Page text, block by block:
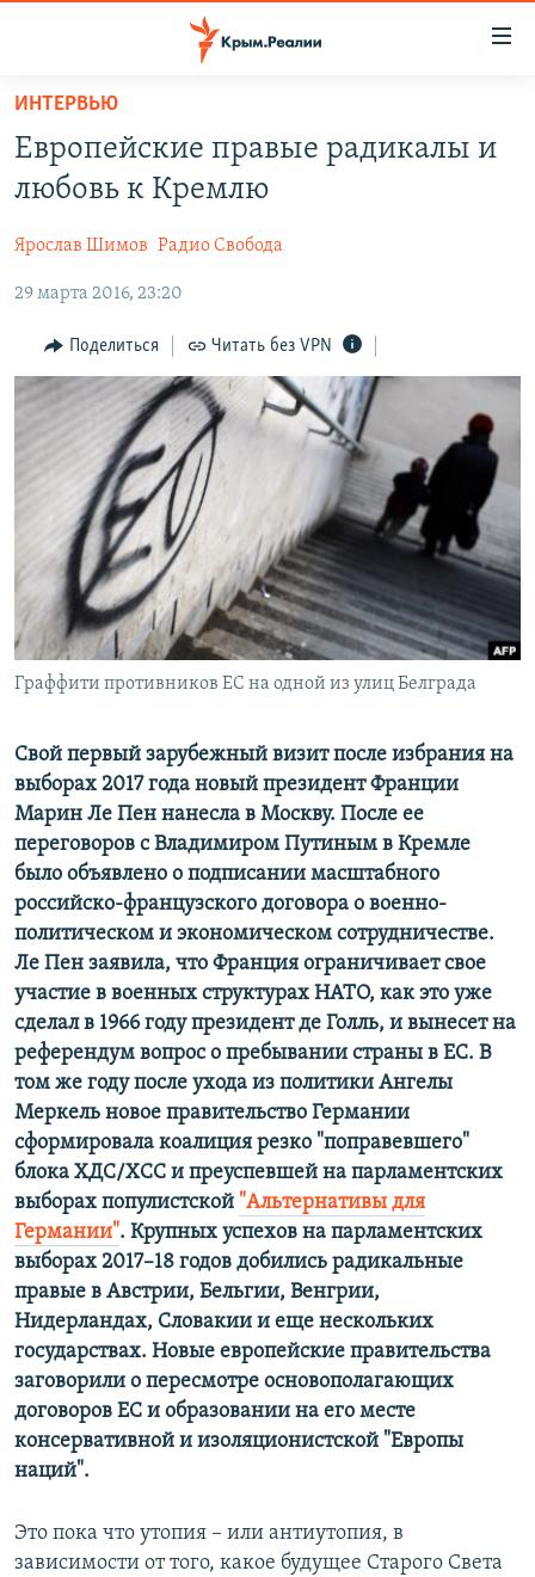
Вернуться
основному
содержанию
навигации
Вернутся
поиску
СПЕЦПРОЕКТЫ
КАРТА ВОЕННЫХ ОБЪЕКТОВ КРЫМА
11 ЛЕТ ОККУПАЦИИ КРЫМА. 11 ИСТОРИЙ СОПРОТИВЛЕНИЯ
ИСТОРИЯ
ЕЩЕ
ИНТЕРАКТИВ
ИНФОГРАФИКА
ТЕЛЕПРОЕКТ КРЫМ.РЕАЛИИ
СОВЕТЫ ПРАВОЗАЩИТНИКОВ
ПРОПАВШИЕ БЕЗ ВЕСТИ
ПОБЕДИТЕЛЕЙ НЕ СУДЯТ?
КРЫМ.НЕПОКОРЕННЫЙ
ELIFBE
УКРАИНСКАЯ ПРОБЛЕМА КРЫМА
РАДІО СВОБОДА
КАК ОБОЙТИ БЛОКИРОВКУ
Українською
Qırımtatar
ПРИСОЕДИНЯЙТЕСЬ!
ИНТЕРВЬЮ
Европейские правые радикалы и
любовь к Кремлю
Ярослав Шимов Радио Свобода
29 марта 2016, 23:20
Поделиться Читать без VPN
Граффити противников ЕС на одной из улиц Белграда
Свой первый зарубежный визит после избрания на
выборах 2017 года новый президент Франции
Марин Ле Пен нанесла в Москву. После ее
переговоров с Владимиром Путиным в Кремле
было объявлено о подписании масштабного
российско-французского договора о военно-
политическом и экономическом сотрудничестве.
Ле Пен заявила, что Франция ограничивает свое
участие в военных структурах НАТО, как это уже
сделал в 1966 году президент де Голль, и вынесет на
референдум вопрос о пребывании страны в ЕС. В
том же году после ухода из политики Ангелы
Меркель новое правительство Германии
сформировала коалиция резко "поправевшего"
блока ХДС/ХСС и преуспевшей на парламентских
выборах популистской "Альтернативы для
Германии". Крупных успехов на парламентских
выборах 2017–18 годов добились радикальные
правые в Австрии, Бельгии, Венгрии,
Нидерландах, Словакии и еще нескольких
государствах. Новые европейские правительства
заговорили о пересмотре основополагающих
договоров ЕС и образовании на его месте
консервативной и изоляционистской "Европы
наций".
Это пока что утопия – или антиутопия, в
зависимости от того, какое будущее Старого Света